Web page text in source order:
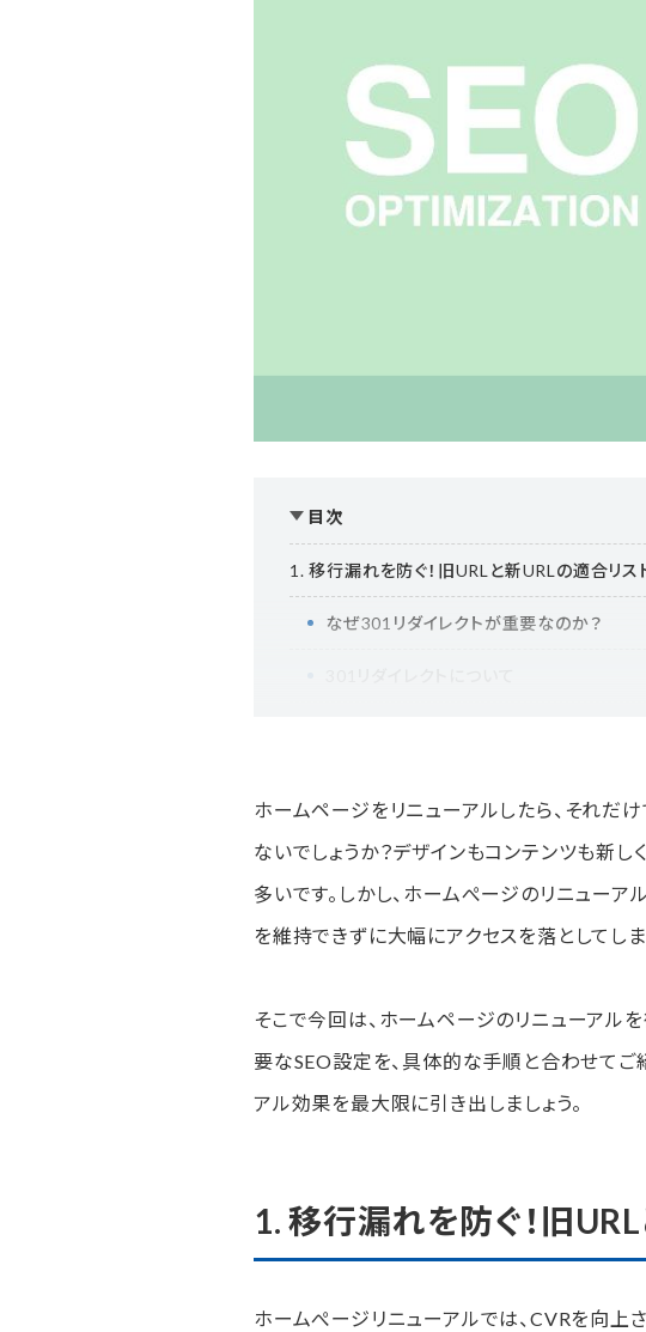
目次
1. 移行漏れを防ぐ！旧URLと新URLの適合リス
なぜ301リダイレクトが重要なのか？
2. 評価を引き継ぎ、ユーザーを迷わせない！
3. 新しいページをいち早く認識させる！主要
なぜインデックス作業が大切なのか？
4. 効果測定の第一歩！GA4によるアクセス状況
アクセス解析の具体的な手順
5. 検索結果での評価を向上！各ページの
なぜmeta情報の調整が重要なのか？
ホームページをリニューアルしたら、それだ
ないでしょうか？デザインもコンテンツも新
多いです。しかし、ホームぺージのリニュー
を維持できずに大幅にアクセスを落としてし
そこで今回は、ホームページのリニューアル
要なSEO設定を、具体的な手順と合わせてご
アル効果を最大限に引き出しましょう。
1. 移行漏れを防ぐ！旧
ホームぺージリニューアルでは、CVRを向上